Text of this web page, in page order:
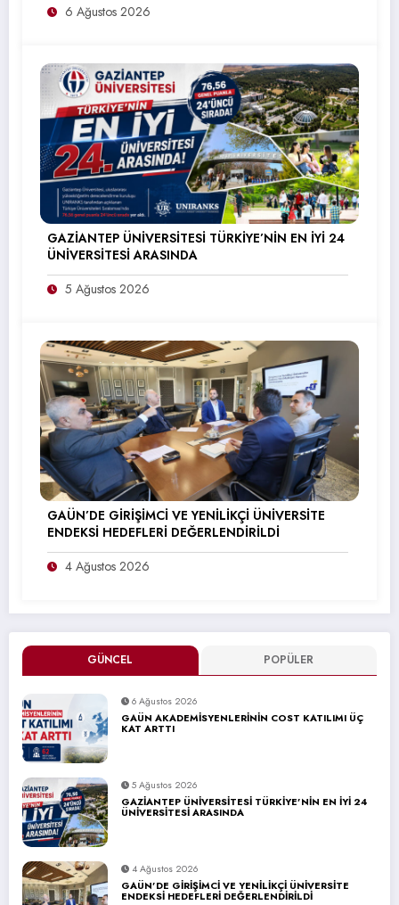
GÜNCEL POPÜLER
6 Ağustos 2026
GAÜN AKADEMİSYENLERİNİN COST KATILIMI ÜÇ
KAT ARTTI
5 Ağustos 2026
GAZİANTEP ÜNİVERSİTESİ TÜRKİYE’NİN EN İYİ 24
ÜNİVERSİTESİ ARASINDA
4 Ağustos 2026
GAÜN’DE GİRİŞİMCİ VE YENİLİKÇİ ÜNİVERSİTE
ENDEKSİ HEDEFLERİ DEĞERLENDİRİLDİ
6 Ağustos 2026
GAZİANTEP ÜNİVERSİTESİ TÜRKİYE’NİN EN İYİ 24
ÜNİVERSİTESİ ARASINDA
5 Ağustos 2026
GAÜN’DE GİRİŞİMCİ VE YENİLİKÇİ ÜNİVERSİTE
ENDEKSİ HEDEFLERİ DEĞERLENDİRİLDİ
4 Ağustos 2026